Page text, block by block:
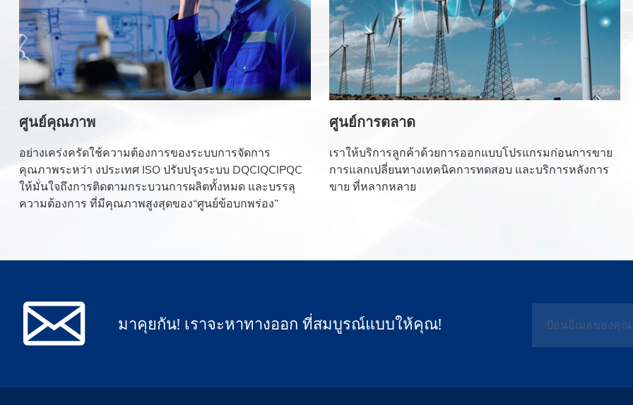
ศูนย์คุณภาพ
อย่างเคร่งครัดใช้ความต้องการของระบบการจัดการ
คุณภาพระหว่า งประเทศ ISO ปรับปรุงระบบ DQCIQCIPQC
ให้มั่นใจถึงการติดตามกระบวนการผลิตทั้งหมด และบรรลุ
ความต้องการ ที่มีคุณภาพสูงสุดของ“ศูนย์ข้อบกพร่อง”
ศูนย์การตลาด
เราให้บริการลูกค้าด้วยการออกแบบโปรแกรมก่อนการขาย
การแลกเปลี่ยนทางเทคนิคการทดสอบ และบริการหลังการ
ขาย ที่หลากหลาย
มาคุยกัน! เราจะหาทางออก ที่สมบูรณ์แบบให้คุณ!